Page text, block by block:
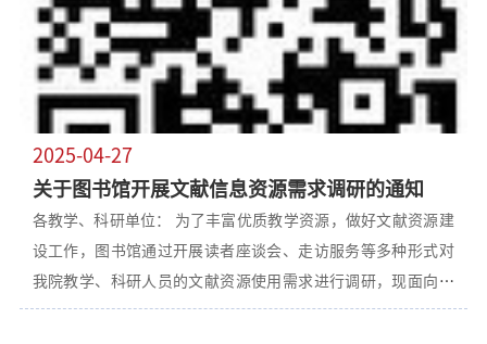
明： 1.校园网范围内自动识别IP，点击页面右上方【个人登
录】进入注册页面 2.点击注册页面中部【去注册】，显示本单
位名称后填写个人信息 3.根据提示进行验证，激活后用户名是
您的手机号，密码为您设置的密码，可在IP范围外使用 使用指
2025-04-27
关于图书馆开展文献信息资源需求调研的通知
各教学、科研单位： 为了丰富优质教学资源，做好文献资源建
设工作，图书馆通过开展读者座谈会、走访服务等多种形式对
我院教学、科研人员的文献资源使用需求进行调研，现面向全
院师生，采取网络问卷的形式进一步征集文献资源使用需求，